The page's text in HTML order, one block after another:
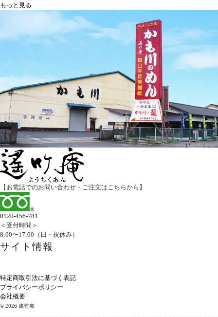
もっと見る
【お電話でのお問い合わせ ・ご注文はこちらから】
0120-456-781
＜受付時間＞
8:00〜17:00（日・祝休み）
サイト情報
特定商取引法に基づく表記
プライバシーポリシー
会社概要
©︎ 2026 遙竹庵